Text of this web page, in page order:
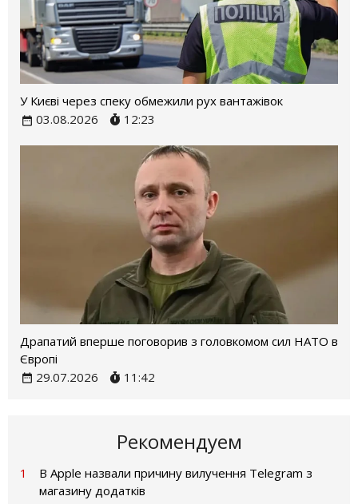
У Києві через спеку обмежили рух вантажівок
03.08.2026
12:23
Драпатий вперше поговорив з головкомом сил НАТО в
Європі
29.07.2026
11:42
Рекомендуем
1
В Apple назвали причину вилучення Telegram з
магазину додатків